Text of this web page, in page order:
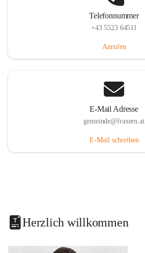
Telefonnummer
+43 5523 64511
Anrufen
E-Mail Adresse
gemeinde@fraxern.at
E-Mail schreiben
Herzlich willkommen